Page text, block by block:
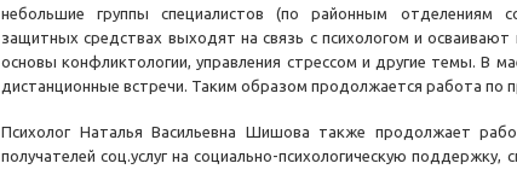
небольшие группы специалистов (по районным отделениям
защитных средствах выходят на связь с психологом и
основы конфликтологии, управления стрессом и другие темы. В
дистанционные встречи. Таким образом продолжается работа по
Психолог Наталья Васильевна Шишова также продолжает
получателей соц.услуг на социально-психологическую поддержку,